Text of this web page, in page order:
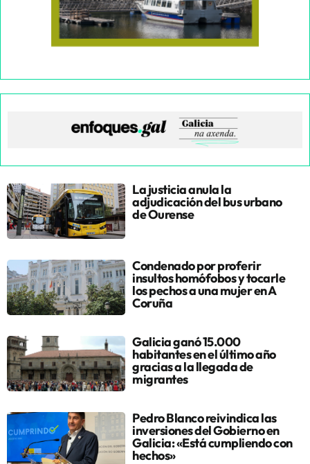
La justicia anula la
adjudicación del bus urbano
de Ourense
Condenado por proferir
insultos homófobos y tocarle
los pechos a una mujer en A
Coruña
Galicia ganó 15.000
habitantes en el último año
gracias a la llegada de
migrantes
Pedro Blanco reivindica las
inversiones del Gobierno en
Galicia: «Está cumpliendo con
hechos»